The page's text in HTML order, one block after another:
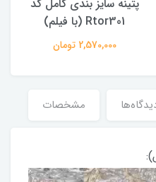
پتینه سایز بندی کامل کد
Rtor301 (با فیلم)
2,570,000 تومان
مشخصات